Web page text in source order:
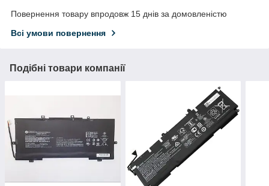
Повернення товару впродовж 15 днів за домовленістю
Всі умови повернення
Подібні товари компанії